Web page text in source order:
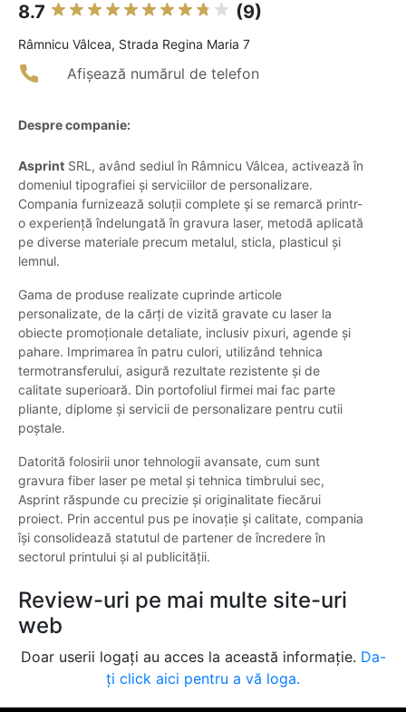
8.7 (9)
Râmnicu Vâlcea, Strada Regina Maria 7
Afișează numărul de telefon
Despre companie:
Asprint SRL, având sediul în Râmnicu Vâlcea, activează în
domeniul tipografiei și serviciilor de personalizare.
Compania furnizează soluții complete și se remarcă printr-
o experiență îndelungată în gravura laser, metodă aplicată
pe diverse materiale precum metalul, sticla, plasticul și
lemnul.
Gama de produse realizate cuprinde articole
personalizate, de la cărți de vizită gravate cu laser la
obiecte promoționale detaliate, inclusiv pixuri, agende și
pahare. Imprimarea în patru culori, utilizând tehnica
termotransferului, asigură rezultate rezistente și de
calitate superioară. Din portofoliul firmei mai fac parte
pliante, diplome și servicii de personalizare pentru cutii
poștale.
Datorită folosirii unor tehnologii avansate, cum sunt
gravura fiber laser pe metal și tehnica timbrului sec,
Asprint răspunde cu precizie și originalitate fiecărui
proiect. Prin accentul pus pe inovație și calitate, compania
își consolidează statutul de partener de încredere în
sectorul printului și al publicității.
Review-uri pe mai multe site-uri
web
Doar userii logați au acces la această informație. Da-
ți click aici pentru a vă loga.